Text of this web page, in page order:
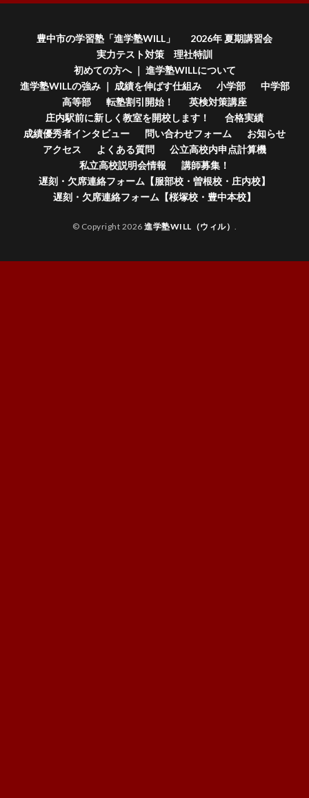
豊中市の学習塾「進学塾WILL」
2026年 夏期講習会
実力テスト対策 理社特訓
初めての方へ ｜ 進学塾WILLについて
進学塾WILLの強み ｜ 成績を伸ばす仕組み
小学部
中学部
高等部
転塾割引開始！
英検対策講座
庄内駅前に新しく教室を開校します！
合格実績
成績優秀者インタビュー
問い合わせフォーム
お知らせ
アクセス
よくある質問
公立高校内申点計算機
私立高校説明会情報
講師募集！
遅刻・欠席連絡フォーム【服部校・曽根校・庄内校】
遅刻・欠席連絡フォーム【桜塚校・豊中本校】
© Copyright 2026 進学塾WILL（ウィル）